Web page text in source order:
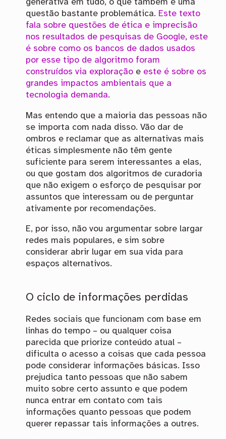
generativa em tudo, o que também é uma
questão bastante problemática. Este texto
fala sobre questões de ética e imprecisão
nos resultados de pesquisas de Google, este
é sobre como os bancos de dados usados
por esse tipo de algoritmo foram
construídos via exploraçãoe este é sobre os
grandes impactos ambientais que a
tecnologia demanda.
Mas entendo que a maioria das pessoas não
se importa com nada disso. Vão dar de
ombros e reclamar que as alternativas mais
éticas simplesmente não têm gente
suficiente para serem interessantes a elas,
ou que gostam dos algoritmos de curadoria
que não exigem o esforço de pesquisar por
assuntos que interessam ou de perguntar
ativamente por recomendações.
E, por isso, não vou argumentar sobre largar
redes mais populares, e sim sobre
considerar abrir lugar em sua vida para
espaços alternativos.
O ciclo de informações perdidas
Redes sociais que funcionam com base em
linhas do tempo – ou qualquer coisa
parecida que priorize conteúdo atual –
dificulta o acesso a coisas que cada pessoa
pode considerar informações básicas. Isso
prejudica tanto pessoas que não sabem
muito sobre certo assunto e que podem
nunca entrar em contato com tais
informações quanto pessoas que podem
querer repassar tais informações a outres.